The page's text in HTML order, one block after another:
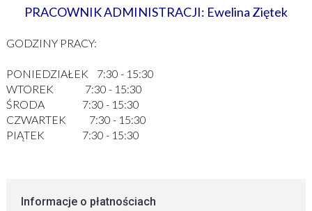
PRACOWNIK ADMINISTRACJI: Ewelina Ziętek
GODZINY PRACY:
PONIEDZIAŁEK 7:30 - 15:30
WTOREK 7:30 - 15:30
ŚRODA 7:30 - 15:30
CZWARTEK 7:30 - 15:30
PIĄTEK 7:30 - 15:30
Informacje o płatnościach